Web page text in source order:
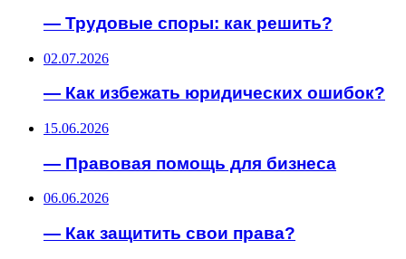
— Трудовые споры: как решить?
02.07.2026
— Как избежать юридических ошибок?
15.06.2026
— Правовая помощь для бизнеса
06.06.2026
— Как защитить свои права?